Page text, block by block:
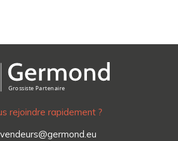
rejoindre rapidement ?